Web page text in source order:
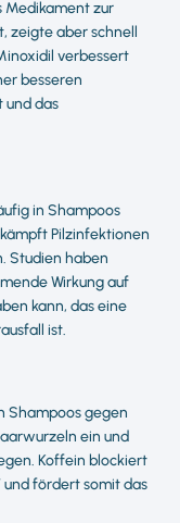
Medikament zur
zeigte aber schnell
verbessert
besseren
und das
in Shampoos
Pilzinfektionen
Studien haben
Wirkung auf
kann, das eine
ist.
Shampoos gegen
ein und
Koffein blockiert
und fördert somit das